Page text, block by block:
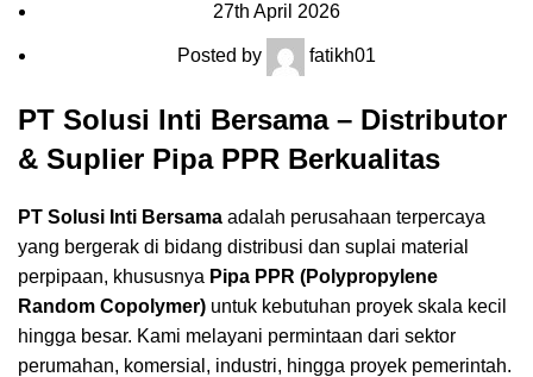
27th April 2026
Posted by fatikh01
PT Solusi Inti Bersama – Distributor
& Suplier Pipa PPR Berkualitas
PT Solusi Inti Bersama adalah perusahaan terpercaya
yang bergerak di bidang distribusi dan suplai material
perpipaan, khususnya Pipa PPR (Polypropylene
Random Copolymer) untuk kebutuhan proyek skala kecil
hingga besar. Kami melayani permintaan dari sektor
perumahan, komersial, industri, hingga proyek pemerintah.